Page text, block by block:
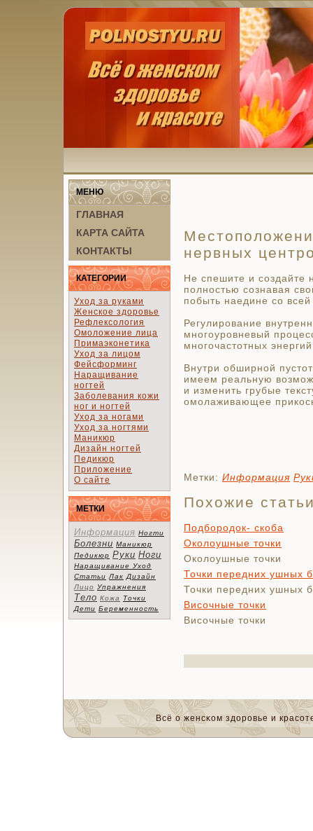
МЕНЮ
ГЛАВНАЯ
КАРТА САЙТА
КОНТАКТЫ
КАТЕГОРИИ
Уход за руками
Женское здоровье
Рефлексология
Омоложение лица
Примаэконетика
Уход за лицом
Фейсформинг
Наращивание
ногтей
Заболевания кожи
ног и ногтей
Уход за ногами
Уход за ногтями
Маникюр
Дизайн ногтей
Педикюр
Приложение
О сайте
МЕТКИ
Информация Ногти
Болезни Маникюр
Педикюр Руки Ноги
Наращивание Уход
Статьи Лак Дизайн
Лицо Упражнения
Тело Кожа
Точки
Дети Беременность
нервных
Не спешите и создайте
полностью сознавая
побыть наедине со
Регулирование
многоуровневый
многочастотных
Внутри об­ширной
имеем реальную
и из­менить грубые
омолаживающее
Метки: Информация
Похожие
Подбородок- скоба
Околоушные точки
Околоушные точки
Точки передних ушных
Точки передних ушных
Височные точки
Височные точки
Всё о женсκом здоровье и